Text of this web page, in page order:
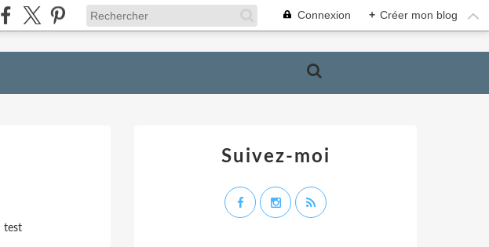
Connexion + Créer mon blog
test
Suivez-moi